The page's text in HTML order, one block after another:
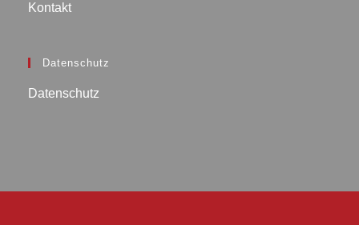
Kontakt
Datenschutz
Datenschutz